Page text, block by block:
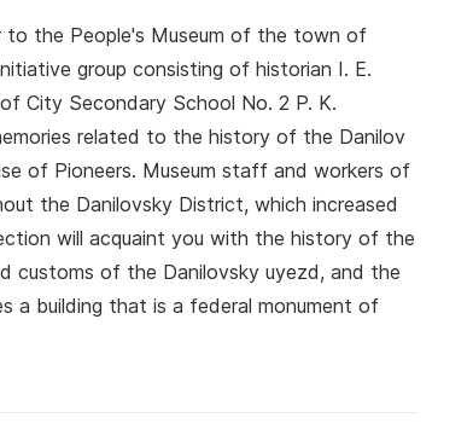
to the People's Museum of the town of
group consisting of historian I. E.
City Secondary School No. 2 P. K.
related to the history of the Danilov
of Pioneers. Museum staff and workers of
the Danilovsky District, which increased
will acquaint you with the history of the
customs of the Danilovsky uyezd, and the
a building that is a federal monument of